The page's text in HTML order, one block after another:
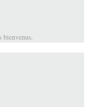
bienvenus.